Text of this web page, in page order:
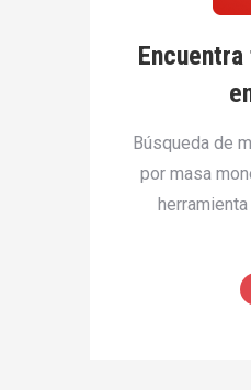
Búsqueda de
por masa